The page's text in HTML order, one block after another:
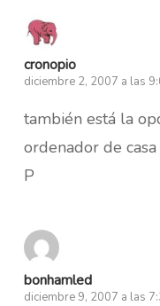
cronopio
diciembre 2, 2007 a las
también está la
ordenador de
P
bonhamled
diciembre 9, 2007 a las